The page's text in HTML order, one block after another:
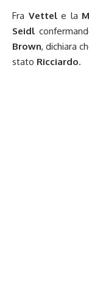
Fra Vettele la
Seidl
Brown, dichiara
stato Ricciardo.